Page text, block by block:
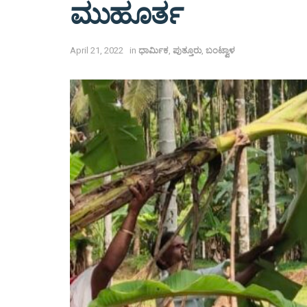
ಮುಹೂರ್ತ
April 21, 2022 in ಧಾರ್ಮಿಕ ಪುತ್ತೂರು ಬಂಟ್ವಾಳ